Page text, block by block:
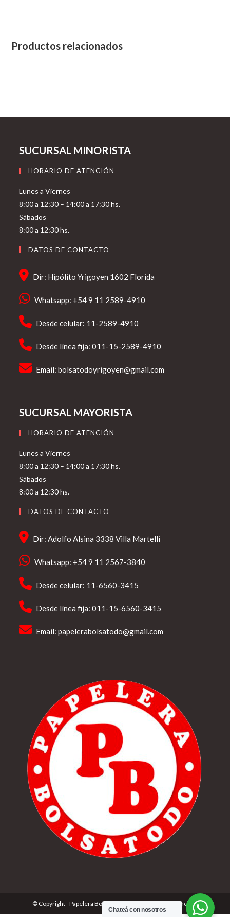
Productos relacionados
SUCURSAL MINORISTA
HORARIO DE ATENCIÓN
Lunes a Viernes
8:00 a 12:30 – 14:00 a 17:30 hs.
Sábados
8:00 a 12:30 hs.
DATOS DE CONTACTO
Dir: Hipólito Yrigoyen 1602 Florida
Whatsapp: +54 9 11 2589-4910
Desde celular: 11-2589-4910
Desde línea fija: 011-15-2589-4910
Email:bolsatodoyrigoyen@gmail.com
SUCURSAL MAYORISTA
HORARIO DE ATENCIÓN
Lunes a Viernes
8:00 a 12:30 – 14:00 a 17:30 hs.
Sábados
8:00 a 12:30 hs.
DATOS DE CONTACTO
Dir: Adolfo Alsina 3338 Villa Martelli
Whatsapp: +54 9 11 2567-3840
Desde celular: 11-6560-3415
Desde línea fija: 011-15-6560-3415
Email:papelerabolsatodo@gmail.com
© Copyright - Papelera Bolsatodo | Desarrolado porCónclave
Chateá con nosotros